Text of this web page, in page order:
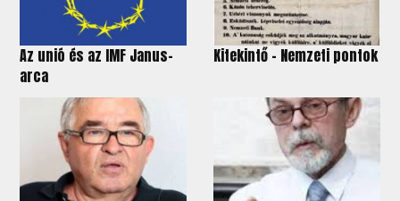
Az unió és az IMF Janus-
arca
Kitekintő - Nemzeti pontok